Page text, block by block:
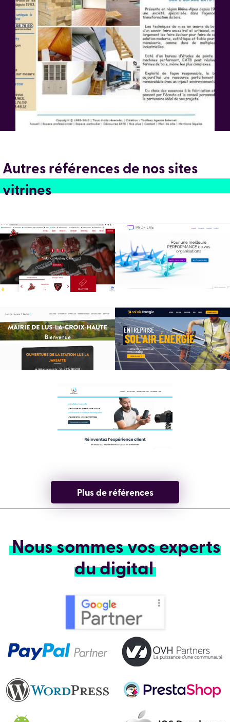
Autres références de nos sites
vitrines
Plus de références
Nous sommes vos experts
du digital